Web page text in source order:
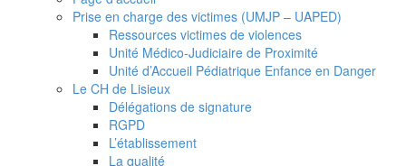
Prise en charge des victimes (UMJP – UAPED)
Ressources victimes de violences
Unité Médico-Judiciaire de Proximité
Unité d’Accueil Pédiatrique Enfance en Danger
Le CH de Lisieux
Délégations de signature
RGPD
L’établissement
La qualité